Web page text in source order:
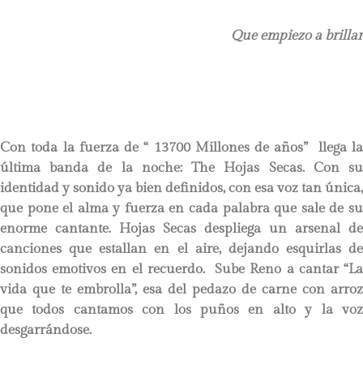
Que empiezo a brillar
Con toda la fuerza de “ 13700 Millones de años” llega la
última banda de la noche: The Hojas Secas. Con su
identidad y sonido ya bien definidos, con esa voz tan única,
que pone el alma y fuerza en cada palabra que sale de su
enorme cantante. Hojas Secas despliega un arsenal de
canciones que estallan en el aire, dejando esquirlas de
sonidos emotivos en el recuerdo. Sube Reno a cantar “La
vida que te embrolla”, esa del pedazo de carne con arroz
que todos cantamos con los puños en alto y la voz
desgarrándose.